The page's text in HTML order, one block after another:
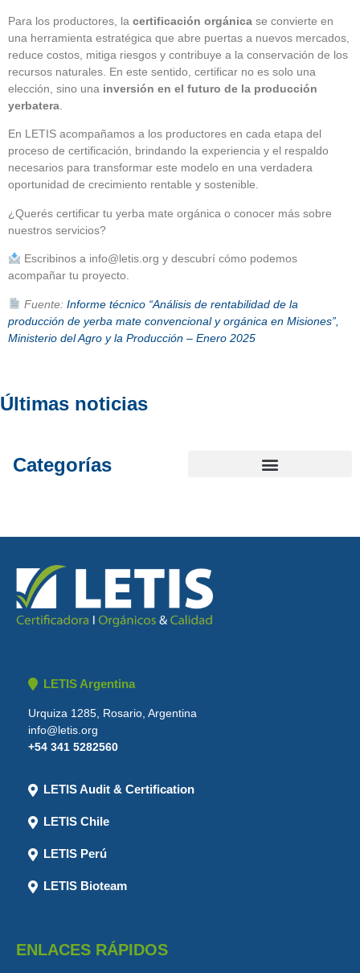
Para los productores, la certificación orgánica se convierte en
una herramienta estratégica que abre puertas a nuevos mercados,
reduce costos, mitiga riesgos y contribuye a la conservación de los
recursos naturales. En este sentido, certificar no es solo una
elección, sino una inversión en el futuro de la producción
yerbatera
En LETIS acompañamos a los productores en cada etapa del
proceso de certificación, brindando la experiencia y el respaldo
necesarios para transformar este modelo en una verdadera
oportunidad de crecimiento rentable y sostenible.
¿Querés certificar tu yerba mate orgánica o conocer más sobre
nuestros servicios?
Escribinos a info@letis.org y descubrí cómo podemos
acompañar tu proyecto.
Fuente: Informe técnico “Análisis de rentabilidad de la
producción de yerba mate convencional y orgánica en Misiones”,
Ministerio del Agro y la Producción – Enero 2025
Últimas noticias
Categorías
LETIS Argentina
Urquiza 1285, Rosario, Argentina
info@letis.org
+54 341 5282560
LETIS Audit & Certification
LETIS Chile
LETIS Perú
LETIS Bioteam
ENLACES RÁPIDOS